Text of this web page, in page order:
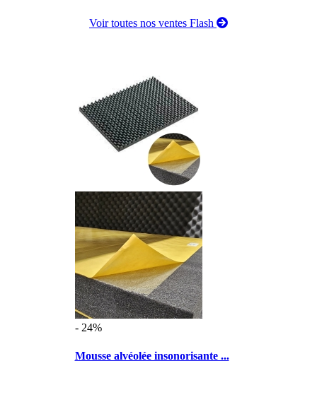
Voir toutes nos ventes Flash
- 24%
Mousse alvéolée insonorisante ...